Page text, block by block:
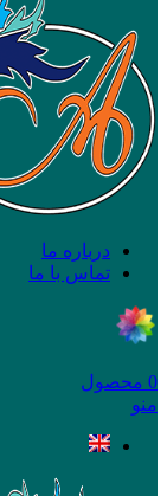
درباره ما
تماس با ما
0 محصول
منو